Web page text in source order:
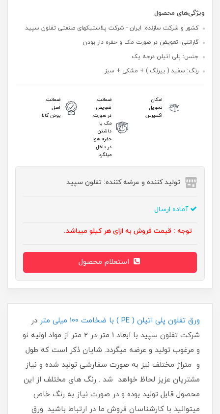
ویژگی‌های محصول
کشور و شرکت سازنده: ایران - شرکت پلاستیکهای صنعتی تفلون سپید
گارانتی: تعویض در صورت مک و حفره دار بودن
جنس: پلی اتیلن درجه یک
رنگ: سفید ( بیرنگ ) + مشکی + سبز
امکان
تحویل
اکسپرس
ضمانت
تعویض
در صورت
مک یا
داشتن
حفره هوا
در داخل
میلگرد
ضمانت
اصل
بودن کالا
تولید کننده و عرضه کننده: تفلون سپید
آماده ارسال
توجه : قیمت فروش به ازای هر کیلو میباشد.
استعلام محصول
ورق تفلون پلی اتیلن ( PE ) با ضخامت 100 میلی متر
در
شرکت تفلون سپید با ابعاد 1 متر در 2 متر از مواد اولیه نو
و مرغوب تولید و عرضه میگردد. شایان ذکر است که طول
و متراژ مختلف نیز به صورت سفارشی تولید شده و نیاز
مشتریان عزیز لحاظ خواهد شد . رنگ های مختلف از این
محصول قابل تولید بوده و در صورت نیاز به رنگ خاص
میتوانید با کارشناسان فروش ما در ارتباط باشید .ورق